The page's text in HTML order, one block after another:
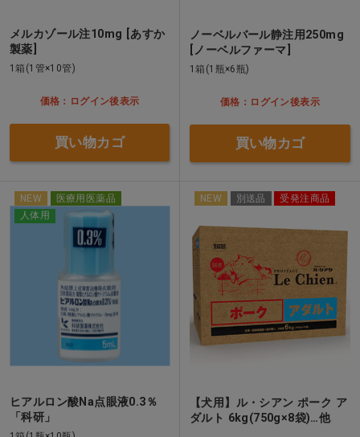
メルカゾール注10mg [あすか
製薬]
1箱(1管×10管)
価格：ログイン後表示
買い物カゴ
ノーベルバール静注用250mg
[ノーベルファーマ]
1箱(1瓶×6瓶)
価格：ログイン後表示
買い物カゴ
NEW
医療用医薬品
人体用
ヒアルロン酸Na点眼液0.3％
「科研」
NEW 別送品 受発注商品
【犬用】ル・シアン ポーク ア
ダルト 6kg(750g×8袋)…他